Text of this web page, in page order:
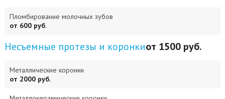
Пломбирование молочных зубов
от 600 руб.
Несъемные протезы и коронкиот 1500 руб.
Металлические коронки
от 2000 руб.